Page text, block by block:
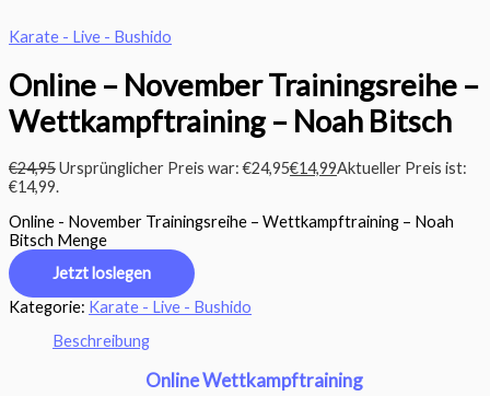
Karate - Live - Bushido
Online – November Trainingsreihe –
Wettkampftraining – Noah Bitsch
€24,95Ursprünglicher Preis war: €24,95€14,99Aktueller Preis ist:
€14,99.
Online - November Trainingsreihe – Wettkampftraining – Noah
Bitsch Menge
Jetzt loslegen
Kategorie: Karate - Live - Bushido
Beschreibung
Online Wettkampftraining